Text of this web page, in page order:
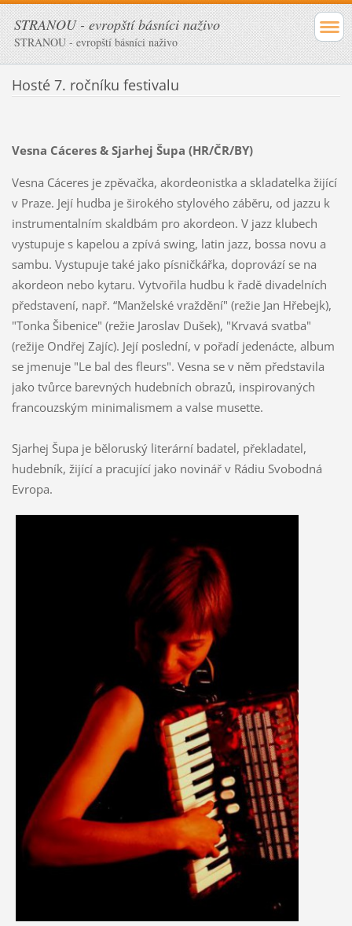
STRANOU - evropští básníci naživo
STRANOU - evropští básníci naživo
Hosté 7. ročníku festivalu
Vesna Cáceres &Sjarhej Šupa (HR/ČR/BY)
Vesna Cáceres je zpěvačka, akordeonistka a skladatelka žijící
v Praze. Její hudba je širokého stylového záběru, od jazzu k
instrumentalním skaldbám pro akordeon. V jazz klubech
vystupuje s kapelou a zpívá swing, latin jazz, bossa novu a
sambu. Vystupuje také jako písničkářka, doprovází se na
akordeon nebo kytaru. Vytvořila hudbu k řadě divadelních
představení, např. “Manželské vraždění" (režie Jan Hřebejk),
"Tonka Šibenice" (režie Jaroslav Dušek), "Krvavá svatba"
(režije Ondřej Zajíc). Její poslední, v pořadí jedenácte, album
se jmenuje "Le bal des fleurs". Vesna se v něm představila
jako tvůrce barevných hudebních obrazů, inspirovaných
francouzským minimalismem a valse musette.
Sjarhej Šupa je běloruský literární badatel, překladatel,
hudebník, žijící a pracující jako novinář v Rádiu Svobodná
Evropa.